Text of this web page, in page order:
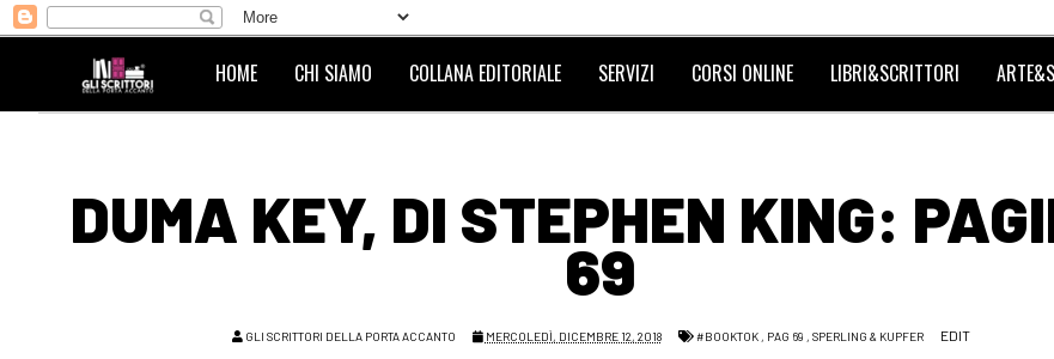
HOME CHI SIAMO COLLANA EDITORIALE SERVIZI CORSI ONLINE LIBRI&SCRITTORI
DUMA KEY, DI STEPHEN KING:
69
GLI SCRITTORI DELLA PORTA ACCANTO MERCOLEDÌ, DICEMBRE 12, 2018 #BOOKTOK, PAG 69 , SPERLING & KUPFER EDIT